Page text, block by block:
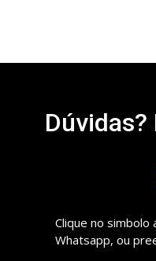
Dúvidas?
Clique no simbolo
Whatsapp, ou